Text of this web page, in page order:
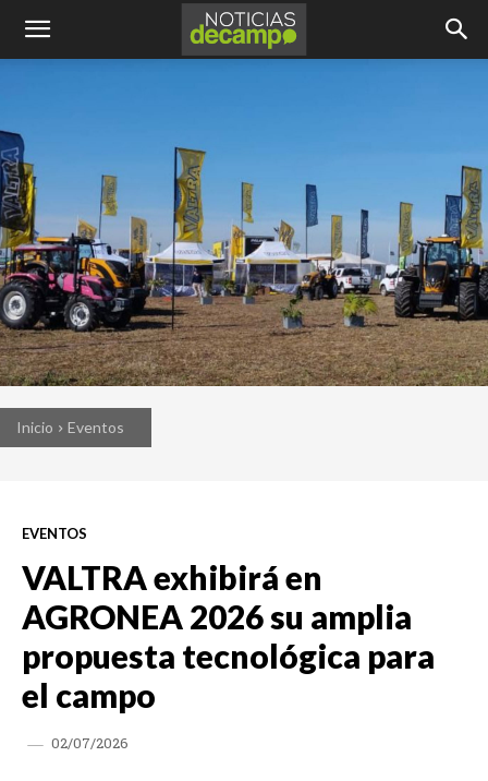
Inicio Eventos
EVENTOS
VALTRA exhibirá en
AGRONEA 2026 su amplia
propuesta tecnológica para
el campo
02/07/2026